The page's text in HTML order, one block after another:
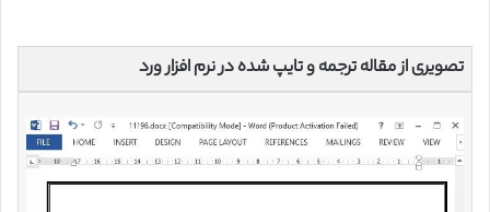
تصویری از مقاله ترجمه و تایپ شده در نرم افزار ورد